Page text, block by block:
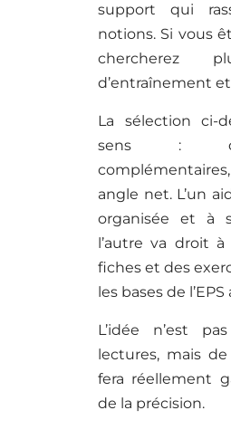
support qui
notions. Si vous
chercherez
d’entraînement
La sélection ci-
sens :
angle net. L’un
organisée et à
l’autre va droit à
fiches et des
les bases de l’EPS
L’idée n’est
lectures, mais
fera réellement
de la précision.